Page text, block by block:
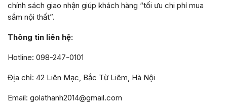
chính sách giao nhận giúp khách hàng “tối ưu chi phí mua
sắm nội thất”.
Thông tin liên hệ:
Hotline: 098-247-0101
Địa chỉ: 42 Liên Mạc, Bắc Từ Liêm, Hà Nội
Email: golathanh2014@gmail.com